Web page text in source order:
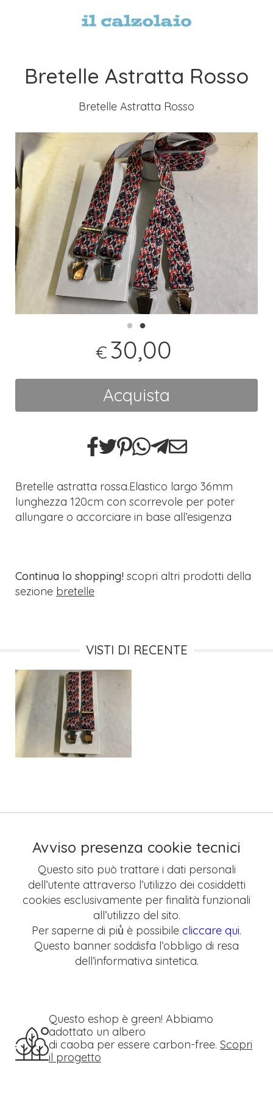
Bretelle Astratta Rosso
Bretelle Astratta Rosso
€ 30,00
Acquista
Bretelle astratta rossa.Elastico largo 36mm
lunghezza 120cm con scorrevole per poter
allungare o accorciare in base all’esigenza
Continua lo shopping! scopri altri prodotti della
sezione bretelle
VISTI DI RECENTE
Avviso presenza cookie tecnici
Questo sito può trattare i dati personali
dell’utente attraverso l’utilizzo dei cosiddetti
cookies esclusivamente per finalità funzionali
all’utilizzo del sito.
Per saperne di più̀ è possibile cliccare qui.
Questo banner soddisfa l’obbligo di resa
dell’informativa sintetica.
Questo eshop è green! Abbiamo
adottato un albero
di caoba per essere carbon-free. Scopri
il progetto